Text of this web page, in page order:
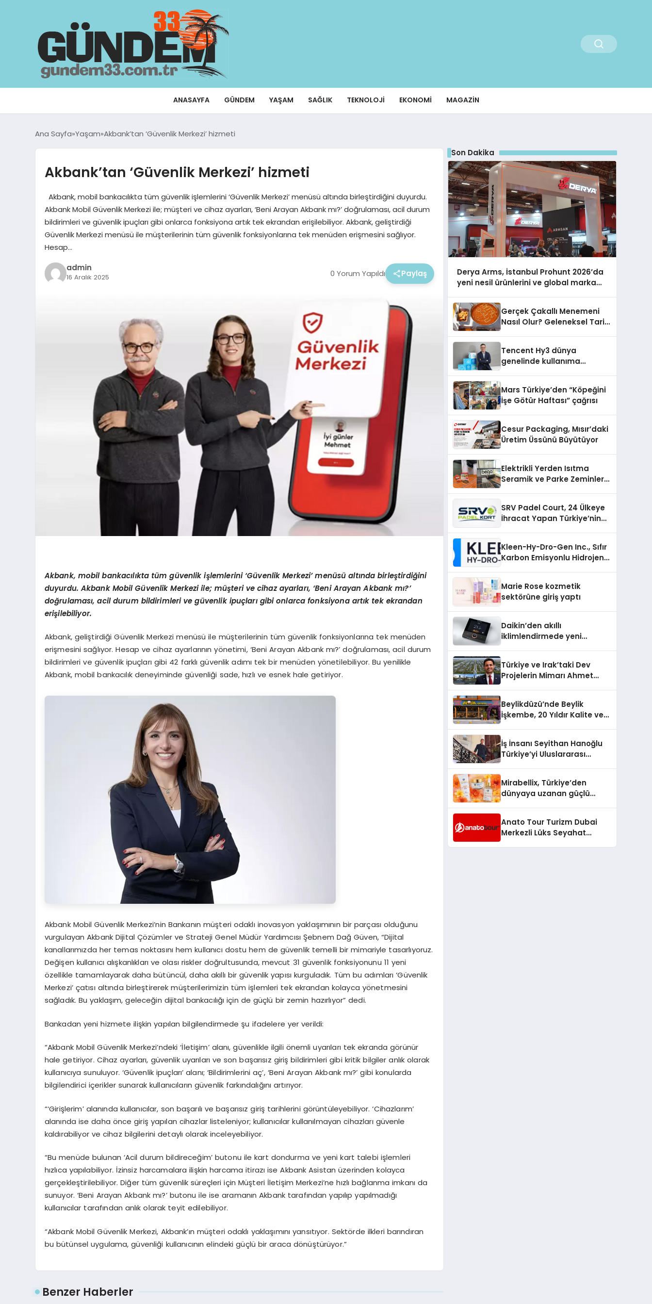
ANASAYFA GÜNDEM YAŞAM SAĞLIK TEKNOLOJI EKONOMI MAGAZIN
Ana Sayfa Yaşam Akbank’tan ‘Güvenlik Merkezi’ hizmeti
Akbank’tan ‘Güvenlik Merkezi’ hizmeti
Akbank, mobil bankacılıkta tüm güvenlik işlemlerini ‘Güvenlik Merkezi’ menüsü altında birleştirdiğini duyurdu.
Akbank Mobil Güvenlik Merkezi ile; müşteri ve cihaz ayarları, ‘Beni Arayan Akbank mı?’ doğrulaması, acil durum
bildirimleri ve güvenlik ipuçları gibi onlarca fonksiyona artık tek ekrandan erişilebiliyor. Akbank, geliştirdiği
Güvenlik Merkezi menüsü ile müşterilerinin tüm güvenlik fonksiyonlarına tek menüden erişmesini sağlıyor.
Hesap…
admin
16 Aralık 2025 0 Yorum Yapıldı Paylaş
Akbank, mobil bankacılıkta tüm güvenlik işlemlerini ‘Güvenlik Merkezi’ menüsü altında birleştirdiğini
duyurdu. Akbank Mobil Güvenlik Merkezi ile; müşteri ve cihaz ayarları, ‘Beni Arayan Akbank mı?’
doğrulaması, acil durum bildirimleri ve güvenlik ipuçları gibi onlarca fonksiyona artık tek ekrandan
erişilebiliyor.
Akbank, geliştirdiği Güvenlik Merkezi menüsü ile müşterilerinin tüm güvenlik fonksiyonlarına tek menüden
erişmesini sağlıyor. Hesap ve cihaz ayarlarının yönetimi, ‘Beni Arayan Akbank mı?’ doğrulaması, acil durum
bildirimleri ve güvenlik ipuçları gibi 42 farklı güvenlik adımı tek bir menüden yönetilebiliyor. Bu yenilikle
Akbank, mobil bankacılık deneyiminde güvenliği sade, hızlı ve esnek hale getiriyor.
Akbank Mobil Güvenlik Merkezi’nin Bankanın müşteri odaklı inovasyon yaklaşımının bir parçası olduğunu
vurgulayan Akbank Dijital Çözümler ve Strateji Genel Müdür Yardımcısı Şebnem Dağ Güven, “Dijital
kanallarımızda her temas noktasını hem kullanıcı dostu hem de güvenlik temelli bir mimariyle tasarlıyoruz.
Değişen kullanıcı alışkanlıkları ve olası riskler doğrultusunda, mevcut 31 güvenlik fonksiyonunu 11 yeni
özellikle tamamlayarak daha bütüncül, daha akıllı bir güvenlik yapısı kurguladık. Tüm bu adımları ‘Güvenlik
Merkezi’ çatısı altında birleştirerek müşterilerimizin tüm işlemleri tek ekrandan kolayca yönetmesini
sağladık. Bu yaklaşım, geleceğin dijital bankacılığı için de güçlü bir zemin hazırlıyor” dedi.
Bankadan yeni hizmete ilişkin yapılan bilgilendirmede şu ifadelere yer verildi:
“Akbank Mobil Güvenlik Merkezi’ndeki ‘İletişim’ alanı, güvenlikle ilgili önemli uyarıları tek ekranda görünür
hale getiriyor. Cihaz ayarları, güvenlik uyarıları ve son başarısız giriş bildirimleri gibi kritik bilgiler anlık olarak
kullanıcıya sunuluyor. ‘Güvenlik ipuçları’ alanı; ‘Bildirimlerini aç’, ‘Beni Arayan Akbank mı?’ gibi konularda
bilgilendirici içerikler sunarak kullanıcıların güvenlik farkındalığını artırıyor.
“‘Girişlerim’ alanında kullanıcılar, son başarılı ve başarısız giriş tarihlerini görüntüleyebiliyor. ‘Cihazlarım’
alanında ise daha önce giriş yapılan cihazlar listeleniyor; kullanıcılar kullanılmayan cihazları güvenle
kaldırabiliyor ve cihaz bilgilerini detaylı olarak inceleyebiliyor.
“Bu menüde bulunan ‘Acil durum bildireceğim’ butonu ile kart dondurma ve yeni kart talebi işlemleri
hızlıca yapılabiliyor. İzinsiz harcamalara ilişkin harcama itirazı ise Akbank Asistan üzerinden kolayca
gerçekleştirilebiliyor. Diğer tüm güvenlik süreçleri için Müşteri İletişim Merkezi’ne hızlı bağlanma imkanı da
sunuyor. ‘Beni Arayan Akbank mı?’ butonu ile ise aramanın Akbank tarafından yapılıp yapılmadığı
kullanıcılar tarafından anlık olarak teyit edilebiliyor.
“Akbank Mobil Güvenlik Merkezi, Akbank’ın müşteri odaklı yaklaşımını yansıtıyor. Sektörde ilkleri barındıran
bu bütünsel uygulama, güvenliği kullanıcının elindeki güçlü bir araca dönüştürüyor.”
Benzer Haberler
Son Dakika
Derya Arms, İstanbul Prohunt 2026’da
yeni nesil ürünlerini ve global marka
Gerçek Çakallı Menemeni
Nasıl Olur? Geleneksel Tarif
Tencent Hy3 dünya
genelinde kullanıma
Mars Türkiye’den “Köpeğini
İşe Götür Haftası” çağrısı
Cesur Packaging, Mısır’daki
Üretim Üssünü Büyütüyor
Elektrikli Yerden Isıtma
Seramik ve Parke Zeminler
SRV Padel Court, 24 Ülkeye
İhracat Yapan Türkiye’nin
Kleen-Hy-Dro-Gen Inc., Sıfır
Karbon Emisyonlu Hidrojen
Aldı
Marie Rose kozmetik
sektörüne giriş yaptı
Daikin’den akıllı
iklimlendirmede yeni
Türkiye ve Irak’taki Dev
Projelerin Mimarı Ahmet
Holding Industrial City”
Projesini Hayata Geçirecek
Beylikdüzü’nde Beylik
İşkembe, 20 Yıldır Kalite ve
İş İnsanı Seyithan Hanoğlu
Türkiye’yi Uluslararası
Mirabellix, Türkiye’den
dünyaya uzanan güçlü
Anato Tour Turizm Dubai
Merkezli Lüks Seyahat